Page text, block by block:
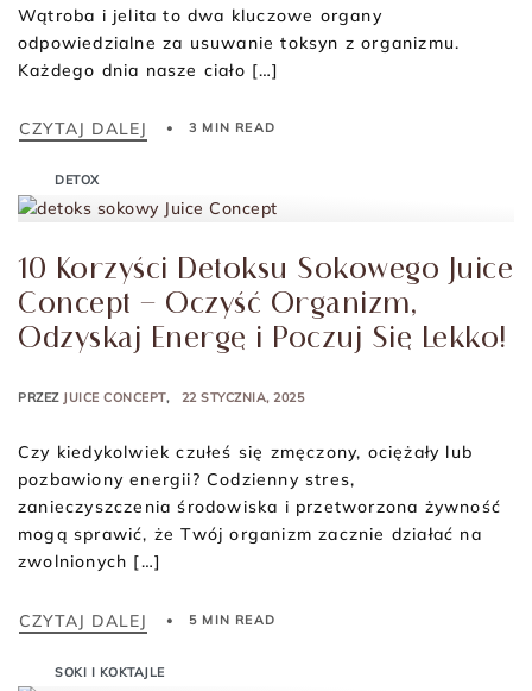
Wątroba i jelita to dwa kluczowe organy
odpowiedzialne za usuwanie toksyn z organizmu.
Każdego dnia nasze ciało […]
CZYTAJ DALEJ 3 MIN READ
DETOX
10 Korzyści Detoksu Sokowego Juice
Concept – Oczyść Organizm,
Odzyskaj Energę i Poczuj Się Lekko!
PRZEZ JUICE CONCEPT 22 STYCZNIA, 2025
Czy kiedykolwiek czułeś się zmęczony, ociężały lub
pozbawiony energii? Codzienny stres,
zanieczyszczenia środowiska i przetworzona żywność
mogą sprawić, że Twój organizm zacznie działać na
zwolnionych […]
CZYTAJ DALEJ 5 MIN READ
SOKI I KOKTAJLE